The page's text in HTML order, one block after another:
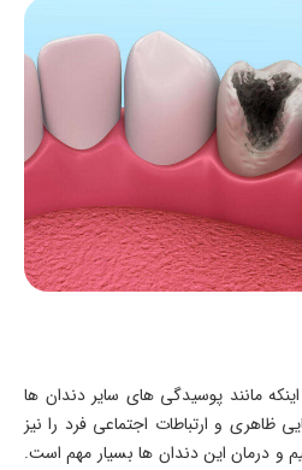
مانند پوسیدگی های سایر دندان ها
ظاهری و ارتباطات اجتماعی فرد را نیز
و درمان این دندان ها بسیار مهم است.